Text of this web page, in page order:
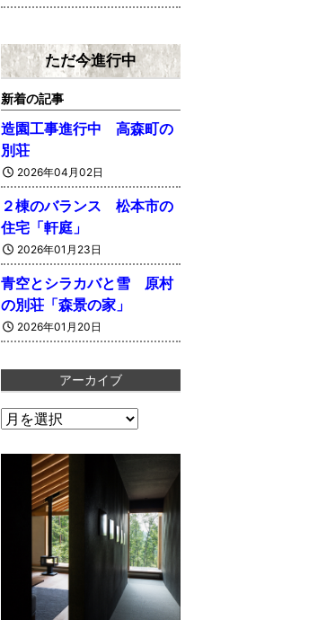
ただ今進行中
新着の記事
造園工事進行中 高森町の
別荘
2026年04月02日
２棟のバランス 松本市の
住宅「軒庭」
2026年01月23日
青空とシラカバと雪 原村
の別荘「森景の家」
2026年01月20日
アーカイブ
ア
ー